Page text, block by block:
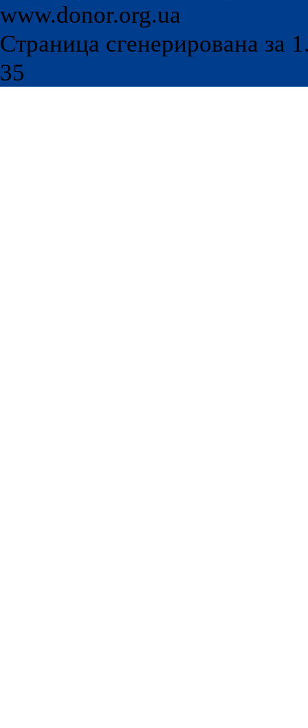
www.donor.org.ua
Страница сгенерирована за
35